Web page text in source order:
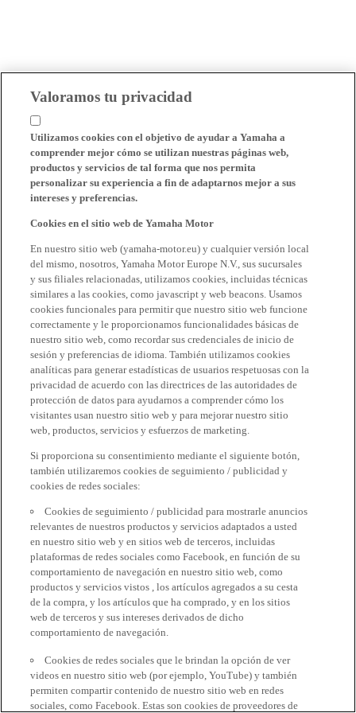
Valoramos tu privacidad
Utilizamos cookies con el objetivo de ayudar a Yamaha a
comprender mejor cómo se utilizan nuestras páginas web,
productos y servicios de tal forma que nos permita
personalizar su experiencia a fin de adaptarnos mejor a sus
intereses y preferencias.
Cookies en el sitio web de Yamaha Motor
En nuestro sitio web (yamaha-motor.eu) y cualquier versión local
del mismo, nosotros, Yamaha Motor Europe N.V., sus sucursales
y sus filiales relacionadas, utilizamos cookies, incluidas técnicas
similares a las cookies, como javascript y web beacons. Usamos
cookies funcionales para permitir que nuestro sitio web funcione
correctamente y le proporcionamos funcionalidades básicas de
nuestro sitio web, como recordar sus credenciales de inicio de
sesión y preferencias de idioma. También utilizamos cookies
analíticas para generar estadísticas de usuarios respetuosas con la
privacidad de acuerdo con las directrices de las autoridades de
protección de datos para ayudarnos a comprender cómo los
visitantes usan nuestro sitio web y para mejorar nuestro sitio
web, productos, servicios y esfuerzos de marketing.
Si proporciona su consentimiento mediante el siguiente botón,
también utilizaremos cookies de seguimiento / publicidad y
cookies de redes sociales:
Cookies de seguimiento / publicidad para mostrarle anuncios
relevantes de nuestros productos y servicios adaptados a usted
en nuestro sitio web y en sitios web de terceros, incluidas
plataformas de redes sociales como Facebook, en función de su
comportamiento de navegación en nuestro sitio web, como
productos y servicios vistos , los artículos agregados a su cesta
de la compra, y los artículos que ha comprado, y en los sitios
web de terceros y sus intereses derivados de dicho
comportamiento de navegación.
Cookies de redes sociales que le brindan la opción de ver
videos en nuestro sitio web (por ejemplo, YouTube) y también
permiten compartir contenido de nuestro sitio web en redes
sociales, como Facebook. Estas son cookies de proveedores de